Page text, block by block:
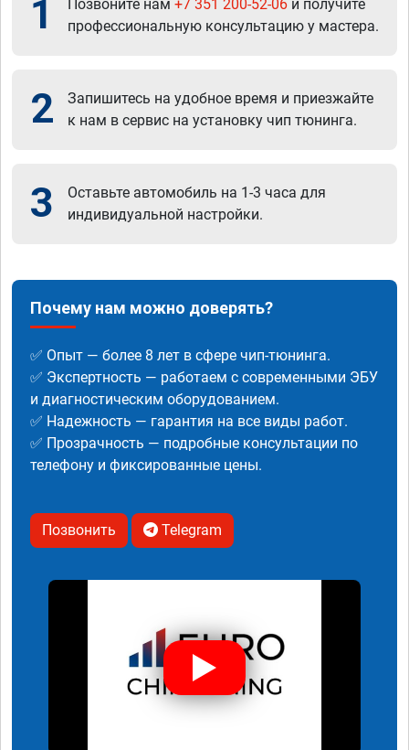
1 Позвоните нам +7 351 200-52-06 и получите
профессиональную консультацию у мастера.
2
Запишитесь на удобное время и приезжайте
к нам в сервис на установку чип тюнинга.
3
Оставьте автомобиль на 1-3 часа для
индивидуальной настройки.
Почему нам можно доверять?
✅ Опыт — более 8 лет в сфере чип-тюнинга.
✅ Экспертность — работаем с современными ЭБУ
и диагностическим оборудованием.
✅ Надежность — гарантия на все виды работ.
✅ Прозрачность — подробные консультации по
телефону и фиксированные цены.
Позвонить Telegram